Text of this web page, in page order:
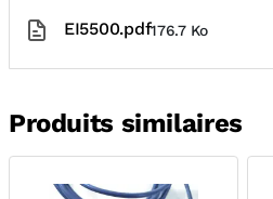
EI5500.pdf176.7 Ko
Produits similaires